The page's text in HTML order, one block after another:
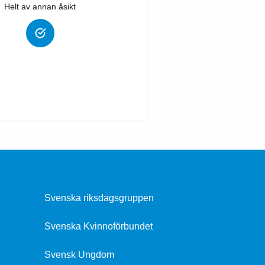
Helt av annan åsikt
Svenska riksdagsgruppen
Svenska Kvinnoförbundet
Svensk Ungdom